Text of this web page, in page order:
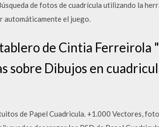
de fotos de cuadrícula utilizando la
automáticamente el juego.
de Cintia Ferreirola
sobre Dibujos en
de Papel Cuadricula. +1.000 Vectores,